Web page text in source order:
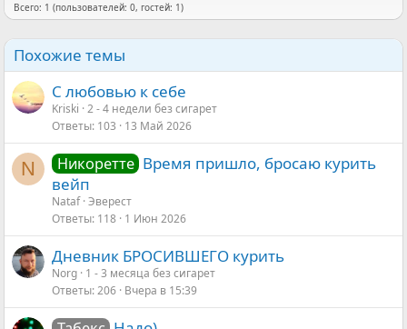
Всего: 1 (пользователей: 0, гостей: 1)
Похожие темы
С любовью к себе
Kriski 2 - 4 недели без сигарет
Ответы 103 13 Май 2026
N Никоретте Время пришло, бросаю курить
вейп
Nataf Эверест
Ответы 118 1 Июн 2026
Дневник БРОСИВШЕГО курить
Norg 1 - 3 месяца без сигарет
Ответы 206 Вчера в 15:39